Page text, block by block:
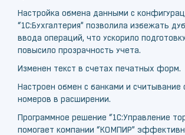
Настройка обмена данными с
“1С:Бухгалтерия” позволила избежать
ввода операций, что ускорило
повысило прозрачность учета.
Изменен текст в счетах печатных форм.
Настроен обмен с банками и считывание
номеров в расширении.
Программное решение “1С:Управление
помогает компании “КОМПИР”